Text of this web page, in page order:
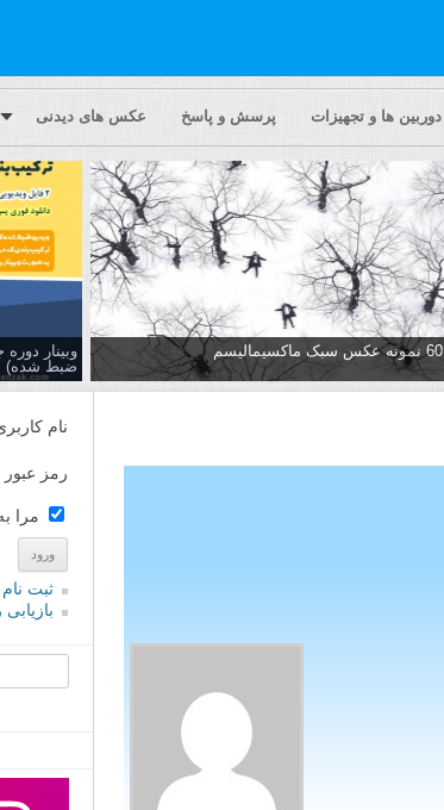
دوربین ها و تجهیزات پرسش و پاسخ عکس های دیدنی
60 نمونه عکس سبک ماکسیمالیسم
وبینار
ضبط شده)
نام
رمز عبور
مرا
ثبت نام